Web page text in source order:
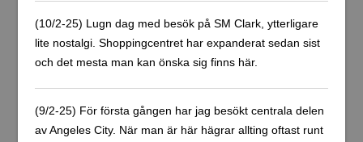
(10/2-25) Lugn dag med besök på SM Clark, ytterligare
lite nostalgi. Shoppingcentret har expanderat sedan sist
och det mesta man kan önska sig finns här.
(9/2-25) För första gången har jag besökt centrala delen
av Angeles City. När man är här hägrar allting oftast runt